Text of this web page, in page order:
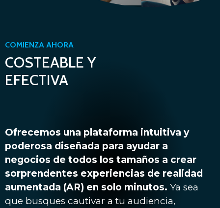
COMIENZA AHORA
COSTEABLE Y
EFECTIVA
Ofrecemos una plataforma intuitiva y
poderosa diseñada para ayudar a
negocios de todos los tamaños a crear
sorprendentes experiencias de realidad
aumentada (AR) en solo minutos. Ya sea
que busques cautivar a tu audiencia,